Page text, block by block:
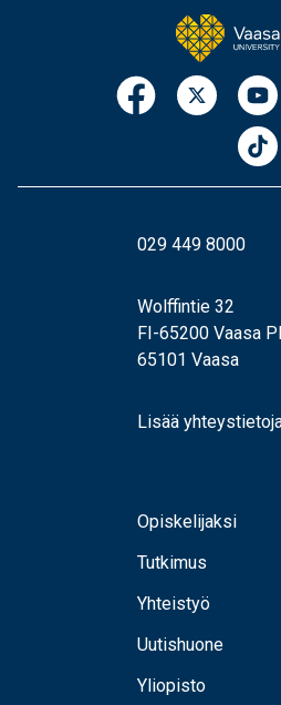
029 449 8000
Wolffintie 32
FI-65200 Vaasa
65101 Vaasa
Lisää
Opiskelijaksi
Tutkimus
Yhteistyö
Uutishuone
Yliopisto